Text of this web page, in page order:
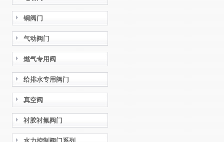
铜阀门
气动阀门
燃气专用阀
给排水专用阀门
真空阀
衬胶衬氟阀门